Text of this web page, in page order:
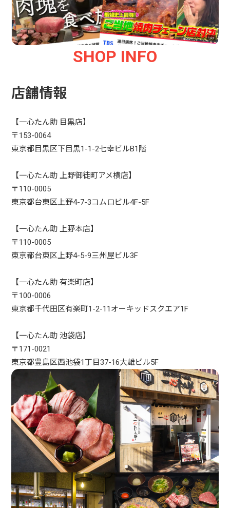
SHOP INFO
店舗情報
【一心たん助 目黒店】
〒153-0064
東京都目黒区下目黒1-1-2七幸ビルB1階
【一心たん助 上野御徒町アメ横店】
〒110-0005
東京都台東区上野4-7-3コムロビル4F-5F
【一心たん助 上野本店】
〒110-0005
東京都台東区上野4-5-9三州屋ビル3F
【一心たん助 有楽町店】
〒100-0006
東京都千代田区有楽町1-2-11オーキッドスクエア1F
【一心たん助 池袋店】
〒171-0021
東京都豊島区西池袋1丁目37-16大雄ビル5F